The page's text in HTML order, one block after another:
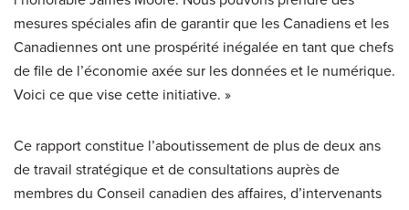
mesures spéciales afin de garantir que les Canadiens et les
Canadiennes ont une prospérité inégalée en tant que chefs
de file de l’économie axée sur les données et le numérique.
Voici ce que vise cette initiative. »
Ce rapport constitue l’aboutissement de plus de deux ans
de travail stratégique et de consultations auprès de
membres du Conseil canadien des affaires, d’intervenants